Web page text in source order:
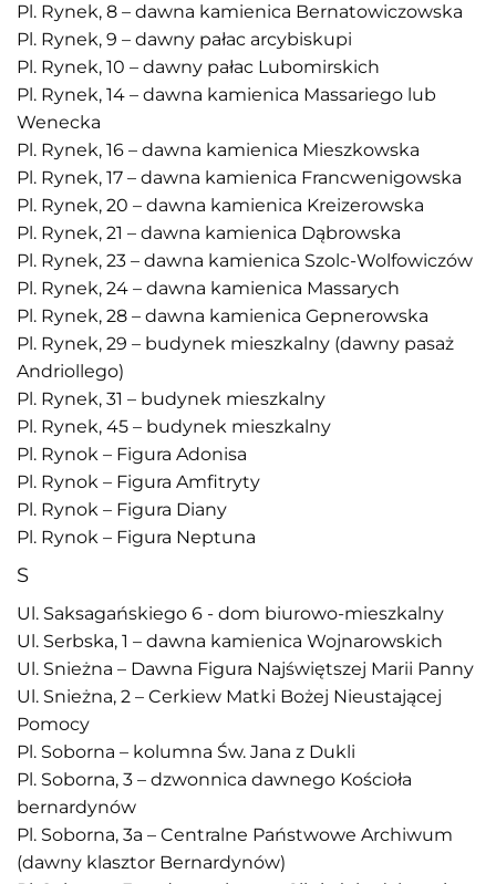
Pl. Rynek, 8 – dawna kamienica Bernatowiczowska
Pl. Rynek, 9 – dawny pałac arcybiskupi
Pl. Rynek, 10 – dawny pałac Lubomirskich
Pl. Rynek, 14 – dawna kamienica Massariego lub
Wenecka
Pl. Rynek, 16 – dawna kamienica Mieszkowska
Pl. Rynek, 17 – dawna kamienica Francwenigowska
Pl. Rynek, 20 – dawna kamienica Kreizerowska
Pl. Rynek, 21 – dawna kamienica Dąbrowska
Pl. Rynek, 23 – dawna kamienica Szolc-Wolfowiczów
Pl. Rynek, 24 – dawna kamienica Massarych
Pl. Rynek, 28 – dawna kamienica Gepnerowska
Pl. Rynek, 29 – budynek mieszkalny (dawny pasaż
Andriollego)
Pl. Rynek, 31 – budynek mieszkalny
Pl. Rynek, 45 – budynek mieszkalny
Pl. Rynok – Figura Adonisa
Pl. Rynok – Figura Amfitryty
Pl. Rynok – Figura Diany
Pl. Rynok – Figura Neptuna
S
Ul. Saksagańskiego 6 - dom biurowo-mieszkalny
Ul. Serbska, 1 – dawna kamienica Wojnarowskich
Ul. Snieżna – Dawna Figura Najświętszej Marii Panny
Ul. Snieżna, 2 – Cerkiew Matki Bożej Nieustającej
Pomocy
Pl. Soborna – kolumna Św. Jana z Dukli
Pl. Soborna, 3 – dzwonnica dawnego Kościoła
bernardynów
Pl. Soborna, 3a – Centralne Państwowe Archiwum
(dawny klasztor Bernardynów)